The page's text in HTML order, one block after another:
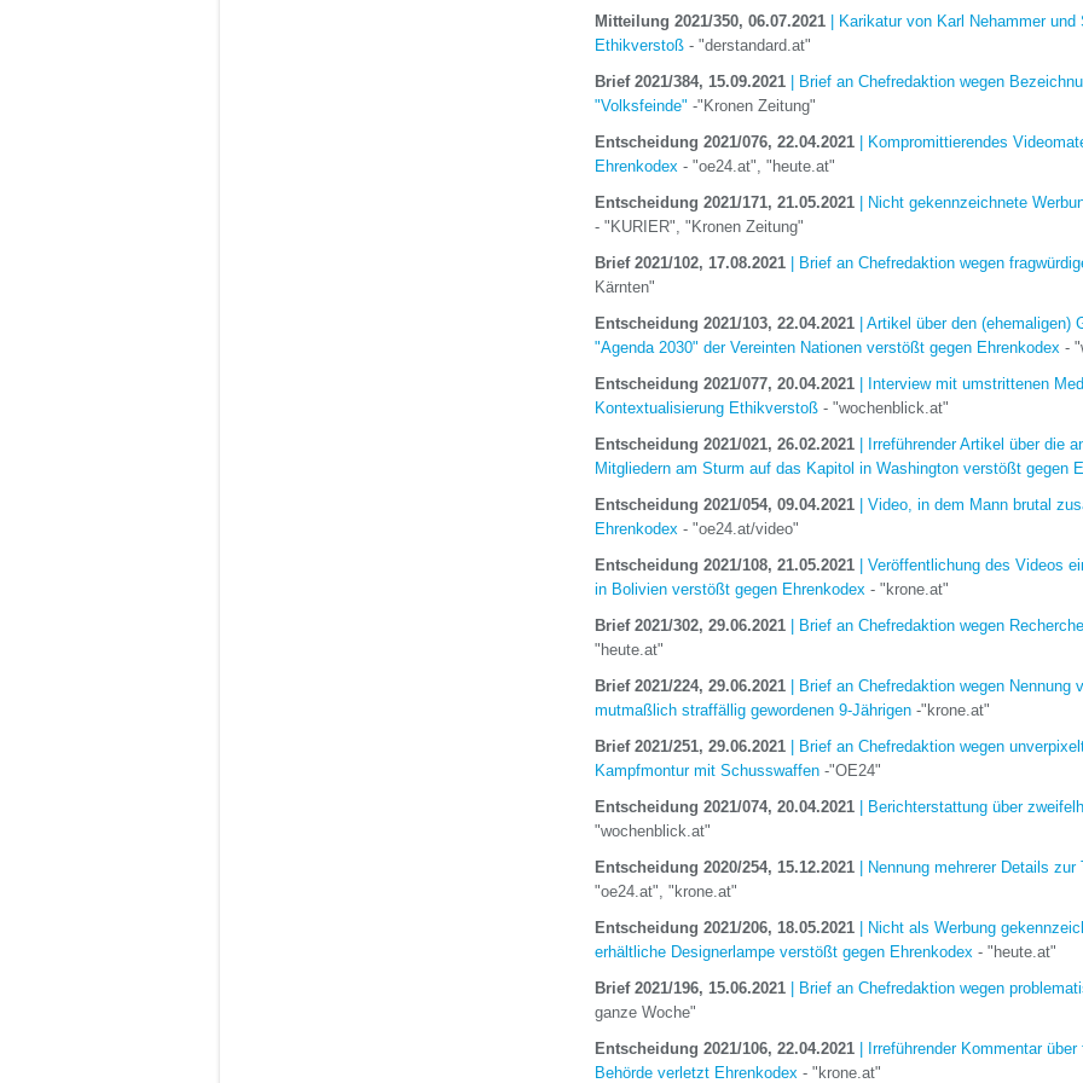
Mitteilung 2021/350, 06.07.2021 | Karikatur von Karl Nehammer
Ethikverstoß - "derstandard.at"
Brief 2021/384, 15.09.2021 | Brief an Chefredaktion wegen
"Volksfeinde" -"Kronen Zeitung"
Entscheidung 2021/076, 22.04.2021 | Kompromittierendes
Ehrenkodex - "oe24.at", "heute.at"
Entscheidung 2021/171, 21.05.2021 | Nicht gekennzeichnete
- "KURIER", "Kronen Zeitung"
Brief 2021/102, 17.08.2021 | Brief an Chefredaktion wegen
Kärnten"
Entscheidung 2021/103, 22.04.2021 | Artikel über den (ehemaligen)
"Agenda 2030" der Vereinten Nationen verstößt gegen Ehrenkodex -
Entscheidung 2021/077, 20.04.2021 | Interview mit umstrittenen
Kontextualisierung Ethikverstoß - "wochenblick.at"
Entscheidung 2021/021, 26.02.2021 | Irreführender Artikel über die
Mitgliedern am Sturm auf das Kapitol in Washington verstößt gegen
Entscheidung 2021/054, 09.04.2021 | Video, in dem Mann brutal
Ehrenkodex - "oe24.at/video"
Entscheidung 2021/108, 21.05.2021 | Veröffentlichung des Videos
in Bolivien verstößt gegen Ehrenkodex - "krone.at"
Brief 2021/302, 29.06.2021 | Brief an Chefredaktion wegen
"heute.at"
Brief 2021/224, 29.06.2021 | Brief an Chefredaktion wegen Nennung
mutmaßlich straffällig gewordenen 9-Jährigen -"krone.at"
Brief 2021/251, 29.06.2021 | Brief an Chefredaktion wegen
Kampfmontur mit Schusswaffen -"OE24"
Entscheidung 2021/074, 20.04.2021 | Berichterstattung über
"wochenblick.at"
Entscheidung 2020/254, 15.12.2021 | Nennung mehrerer Details
"oe24.at", "krone.at"
Entscheidung 2021/206, 18.05.2021 | Nicht als Werbung
erhältliche Designerlampe verstößt gegen Ehrenkodex - "heute.at"
Brief 2021/196, 15.06.2021 | Brief an Chefredaktion wegen
ganze Woche"
Entscheidung 2021/106, 22.04.2021 | Irreführender Kommentar
Behörde verletzt Ehrenkodex - "krone.at"